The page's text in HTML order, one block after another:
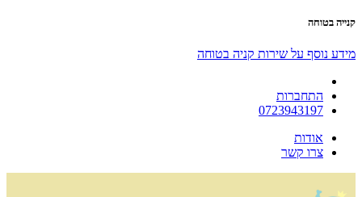
קנייה בטוחה
מידע נוסף על שירות קניה בטוחה
התחברות
0723943197
אודות
צרו קשר